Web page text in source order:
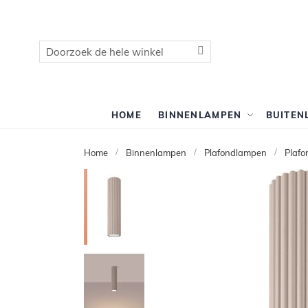
Zoek
HOME BINNENLAMPEN
Home Binnenlampen Plafondlampen
de